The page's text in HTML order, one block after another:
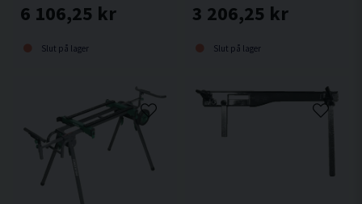
6 106,25 kr
Slut på lager
3 206,25 kr
Slut på lager